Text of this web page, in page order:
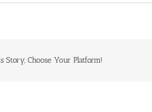
Story, Choose Your Platform!